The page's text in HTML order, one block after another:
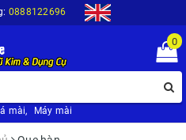
0888122696
0
mài, Máy mài